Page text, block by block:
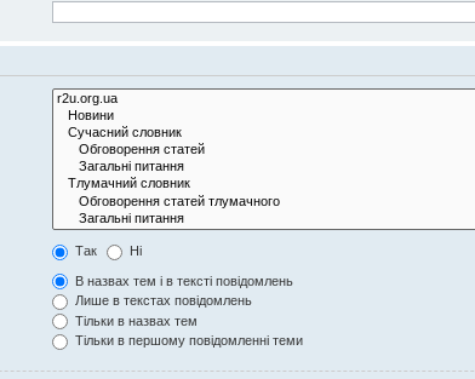
Так Ні
В назвах тем і в тексті повідомлень
Лише в текстах повідомлень
Тільки в назвах тем
Тільки в першому повідомленні теми